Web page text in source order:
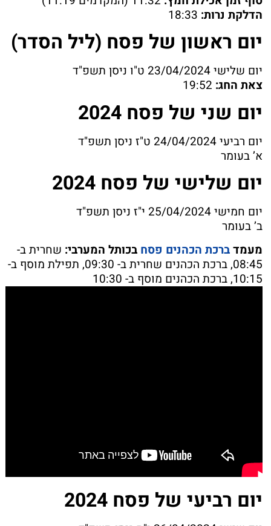
הדלקת נרות:
יום ראשון של פסח (ליל הסדר)
יום שלישי 23/04/2024 ט"ו ניסן תשפ"ד
צאת החג:
יום שני של פסח 2024
יום רביעי 24/04/2024 ט"ז ניסן תשפ"ד
א’ בעומר
יום שלישי של פסח 2024
יום חמישי 25/04/2024 י"ז ניסן תשפ"ד
ב’ בעומר
מעמדברכת הכהנים פסח בכותל המערבי: שחרית ב-
08:45, ברכת הכהנים שחרית ב- 09:30, תפילת מוסף ב-
10:15, ברכת הכהנים מוסף ב- 10:30
יום רביעי של פסח 2024